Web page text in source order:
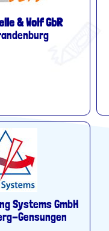
& Wolf GbR
Systems GmbH
Gensungen